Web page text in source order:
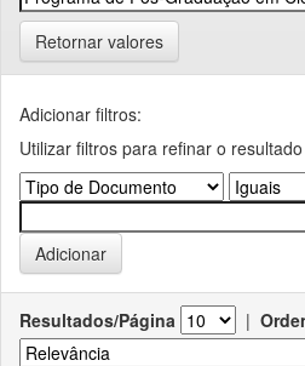
Retornar valores
Adicionar filtros:
Utilizar filtros para refinar o
Resultados/Página |